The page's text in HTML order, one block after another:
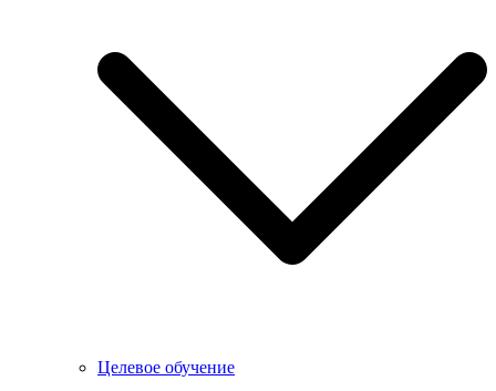
Целевое обучение